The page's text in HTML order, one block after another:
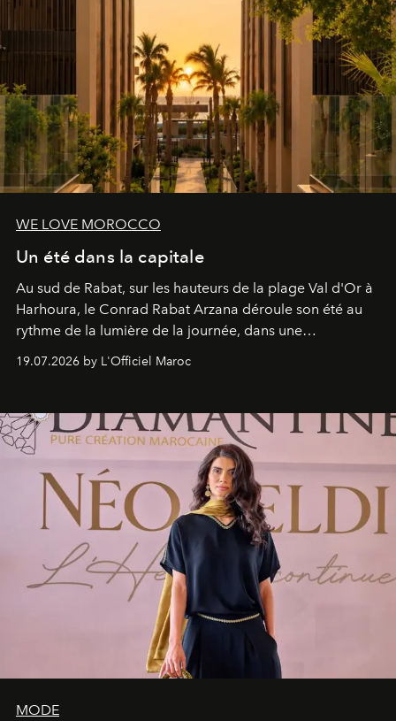
WE LOVE MOROCCO
Un été dans la capitale
Au sud de Rabat, sur les hauteurs de la plage Val d'Or à
Harhoura, le Conrad Rabat Arzana déroule son été au
rythme de la lumière de la journée, dans une
programmation pensée comme une succession de
rendez-vous avec l’océan.
19.07.2026 by L'Officiel Maroc
MODE